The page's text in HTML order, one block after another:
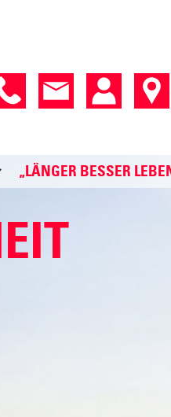
„LÄNGER BESSER